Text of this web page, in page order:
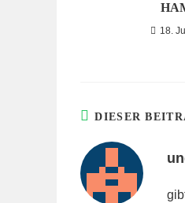
18.
DIESER